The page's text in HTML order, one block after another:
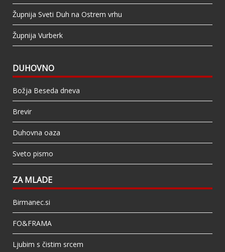
Župnija Sveti Duh na Ostrem vrhu
Župnija Vurberk
DUHOVNO
Božja Beseda dneva
Brevir
Duhovna oaza
Sveto pismo
ZA MLADE
Birmanec.si
FO&FRAMA
Ljubim s čistim srcem